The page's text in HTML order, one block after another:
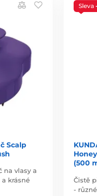
Scalp
na vlasy a
krásné
Sleva
(500
Čistě
-